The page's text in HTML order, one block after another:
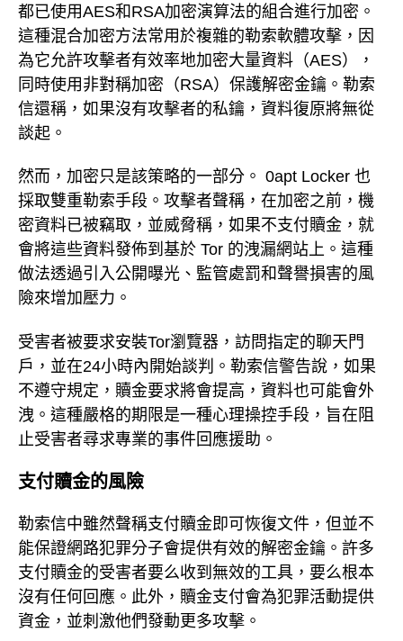
都已使用AES和RSA加密演算法的組合進行加密。
這種混合加密方法常用於複雜的勒索軟體攻擊，因
為它允許攻擊者有效率地加密大量資料（AES），
同時使用非對稱加密（RSA）保護解密金鑰。勒索
信還稱，如果沒有攻擊者的私鑰，資料復原將無從
談起。
然而，加密只是該策略的一部分。 0apt Locker 也
採取雙重勒索手段。攻擊者聲稱，在加密之前，機
密資料已被竊取，並威脅稱，如果不支付贖金，就
會將這些資料發佈到基於 Tor 的洩漏網站上。這種
做法透過引入公開曝光、監管處罰和聲譽損害的風
險來增加壓力。
受害者被要求安裝Tor瀏覽器，訪問指定的聊天門
戶，並在24小時內開始談判。勒索信警告說，如果
不遵守規定，贖金要求將會提高，資料也可能會外
洩。這種嚴格的期限是一種心理操控手段，旨在阻
止受害者尋求專業的事件回應援助。
支付贖金的風險
勒索信中雖然聲稱支付贖金即可恢復文件，但並不
能保證網路犯罪分子會提供有效的解密金鑰。許多
支付贖金的受害者要么收到無效的工具，要么根本
沒有任何回應。此外，贖金支付會為犯罪活動提供
資金，並刺激他們發動更多攻擊。